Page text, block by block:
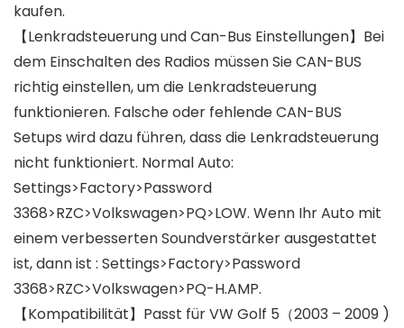
kaufen.
【Lenkradsteuerung und Can-Bus Einstellungen】Bei
dem Einschalten des Radios müssen Sie CAN-BUS
richtig einstellen, um die Lenkradsteuerung
funktionieren. Falsche oder fehlende CAN-BUS
Setups wird dazu führen, dass die Lenkradsteuerung
nicht funktioniert. Normal Auto:
Settings>Factory>Password
3368>RZC>Volkswagen>PQ>LOW. Wenn Ihr Auto mit
einem verbesserten Soundverstärker ausgestattet
ist, dann ist : Settings>Factory>Password
3368>RZC>Volkswagen>PQ-H.AMP.
【Kompatibilität】Passt für VW Golf 5（2003 – 2009 )